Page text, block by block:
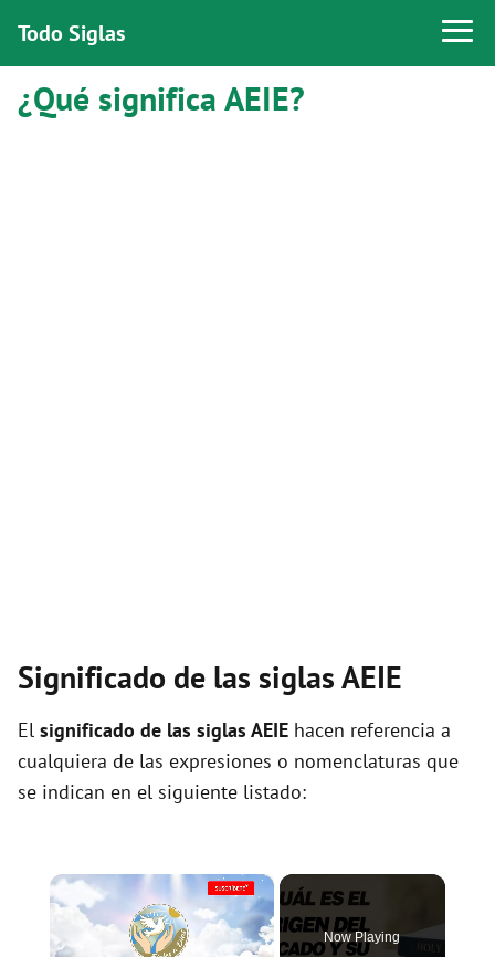
Todo Siglas
¿Qué significa AEIE?
Significado de las siglas AEIE
El significado de las siglas AEIE hacen referencia a
cualquiera de las expresiones o nomenclaturas que
se indican en el siguiente listado:
×
Now Playing